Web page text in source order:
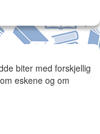
biter med forskjellig
eskene og om